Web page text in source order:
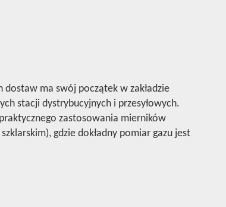
ma swój początek w zakładzie
stacji dystrybucyjnych i przesyłowych.
zastosowania mierników
gdzie dokładny pomiar gazu jest